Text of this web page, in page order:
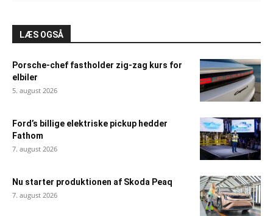
LÆS OGSÅ
Porsche-chef fastholder zig-zag kurs for
elbiler
5. august 2026
Ford’s billige elektriske pickup hedder
Fathom
7. august 2026
Nu starter produktionen af Skoda Peaq
7. august 2026